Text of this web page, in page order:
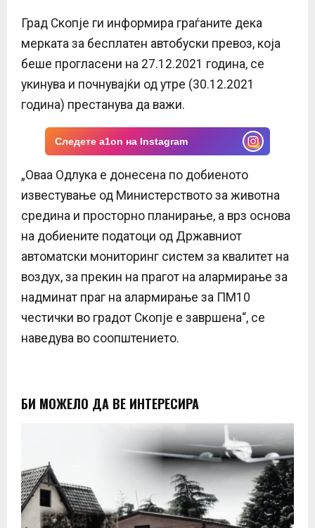
M
N
Град Скопје ги информира граѓаните дека
мерката за бесплатен автобуски превоз, која
беше прогласени на 27.12.2021 година, се
укинува и почнувајќи од утре (30.12.2021
година) престанува да важи.
Следете a1on на Instagram
„Оваа Одлука е донесенa по добиеното
известување од Министерството за животна
средина и просторно планирање, а врз основа
на добиените податоци од Државниот
автоматски мониторинг систем за квалитет на
воздух, за прекин на прагот на алармирање за
надминат праг на алармирање за ПМ10
честички во градот Скопје е завршена“, се
наведува во соопштението.
БИ МОЖЕЛО ДА ВЕ ИНТЕРЕСИРА